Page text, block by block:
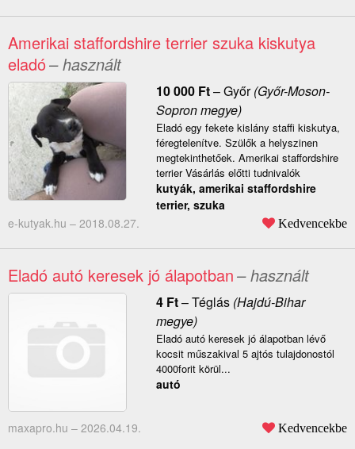
Amerikai staffordshire terrier szuka kiskutya
eladó– használt
10 000 Ft–Győr(Győr-Moson-
Sopron megye)
Eladó egy fekete kislány staffi kiskutya,
féregtelenítve. Szülők a helyszinen
megtekinthetőek. Amerikai staffordshire
terrier Vásárlás előtti tudnivalók
kutyák, amerikai staffordshire
terrier, szuka
e-kutyak.hu – 2018.08.27. Kedvencekbe
Eladó autó keresek jó álapotban– használt
4 Ft–Téglás(Hajdú-Bihar
megye)
Eladó autó keresek jó álapotban lévő
kocsit műszakival 5 ajtós tulajdonostól
4000forit körül...
autó
maxapro.hu – 2026.04.19. Kedvencekbe